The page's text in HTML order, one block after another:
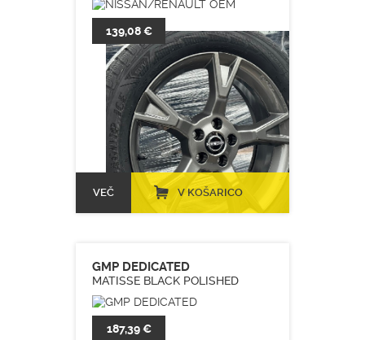
139,08 €
VEČ V KOŠARICO
GMP DEDICATED
MATISSE BLACK POLISHED
187,39 €